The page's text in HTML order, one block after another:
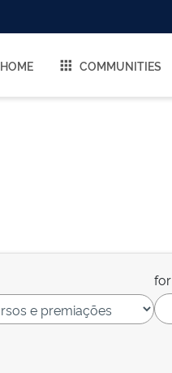
HOME COMMUNITIES
for